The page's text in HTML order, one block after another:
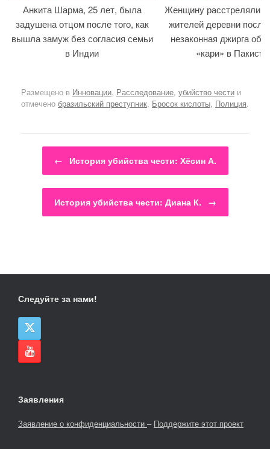
Анкита Шарма, 25 лет, была
задушена отцом после того, как
вышла замуж без согласия семьи
в Индии
Женщину расстреляли
жителей деревни после
незаконная джирга
«кари» в
Размещено в Инновации, Расследование, убийство чести и
отмечено бразильский преступник, Бросок кислоты, Полиция.
← История убийства чести: Хёсин А.
История убийства чести: Диана К. →
Следуйте за нами!
Заявления
Заявление о конфиденциальности – Поддержите этот проект